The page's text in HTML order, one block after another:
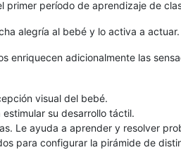
primer período de aprendizaje de
alegría al bebé y lo activa a actuar.
enriquecen adicionalmente las
visual del bebé.
su desarrollo táctil.
Le ayuda a aprender y resolver
para configurar la pirámide de